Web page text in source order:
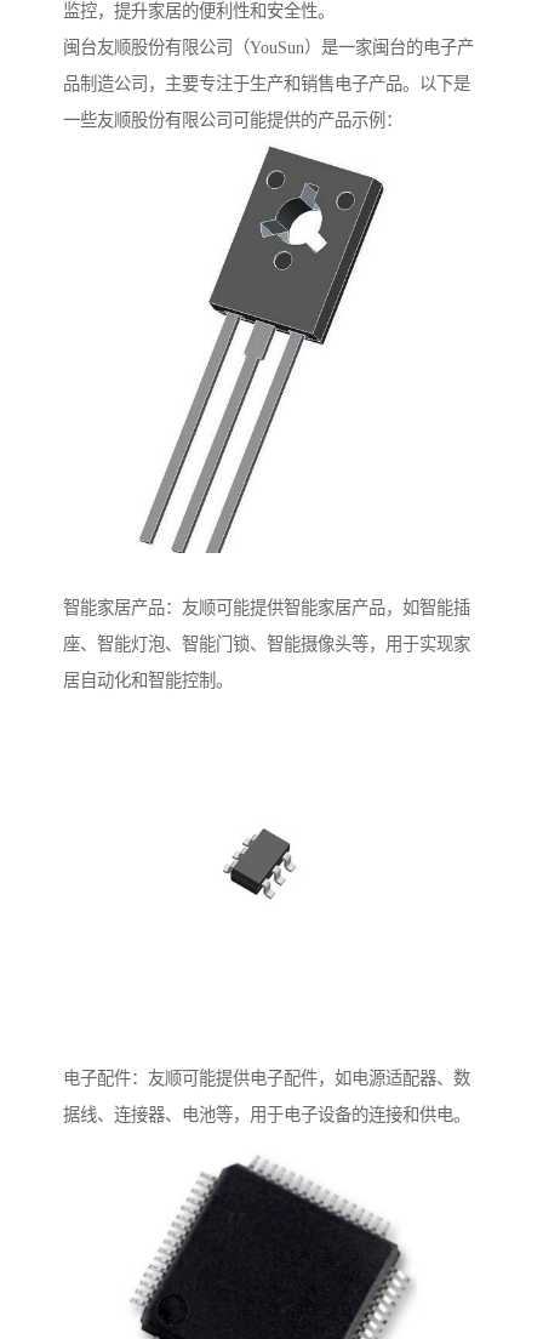
监控，提升家居的便利性和安全性。
闽台友顺股份有限公司（YouSun）是一家闽台的电子产
品制造公司，主要专注于生产和销售电子产品。以下是
一些友顺股份有限公司可能提供的产品示例：
智能家居产品：友顺可能提供智能家居产品，如智能插
座、智能灯泡、智能门锁、智能摄像头等，用于实现家
居自动化和智能控制。
电子配件：友顺可能提供电子配件，如电源适配器、数
据线、连接器、电池等，用于电子设备的连接和供电。